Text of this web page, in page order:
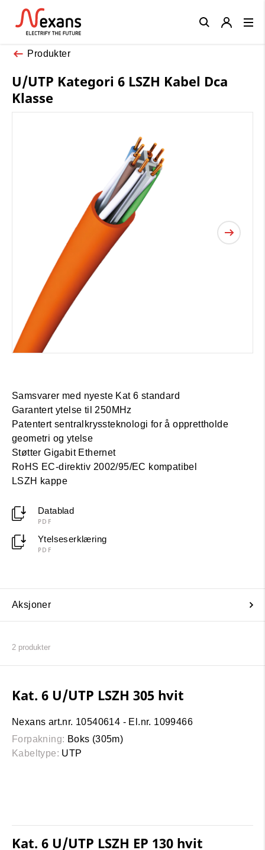
Produkter
U/UTP Kategori 6 LSZH Kabel Dca
Klasse
Samsvarer med nyeste Kat 6 standard
Garantert ytelse til 250MHz
Patentert sentralkryssteknologi for å opprettholde
geometri og ytelse
Støtter Gigabit Ethernet
RoHS EC-direktiv 2002/95/EC kompatibel
LSZH kappe
Datablad
PDF
Ytelseserklæring
PDF
Aksjoner
2 produkter
Kat. 6 U/UTP LSZH 305 hvit
Nexans art.nr. 10540614 - El.nr. 1099466
Forpakning: Boks (305m)
Kabeltype: UTP
Kat. 6 U/UTP LSZH EP 130 hvit
Close